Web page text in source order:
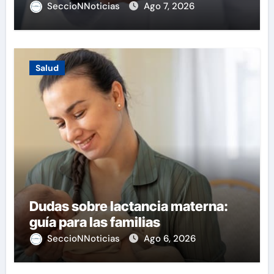
SeccioNNoticias Ago 7, 2026
Salud
Dudas sobre lactancia materna:
guía para las familias
SeccioNNoticias Ago 6, 2026